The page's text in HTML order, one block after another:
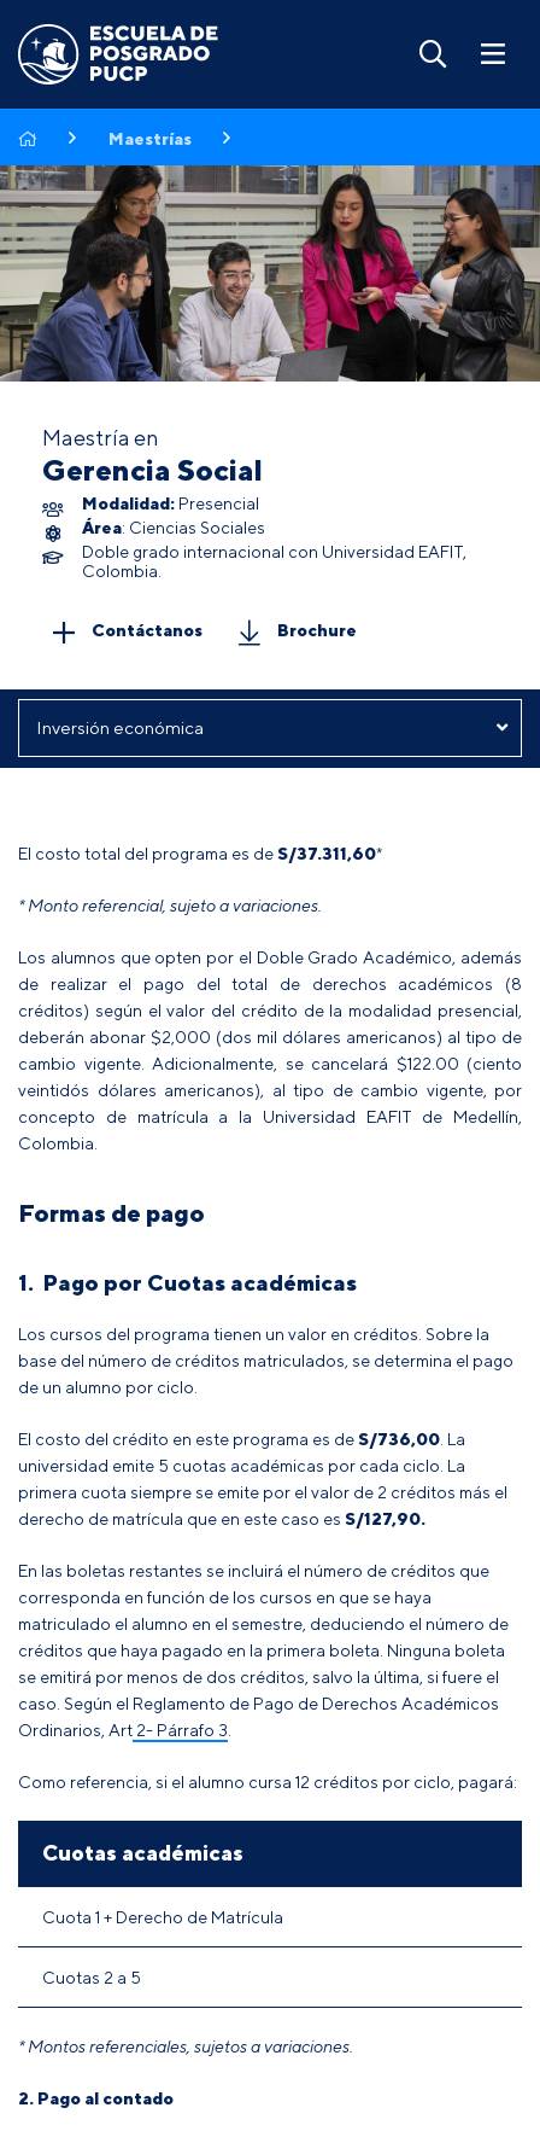
Maestrías
Maestría en
Gerencia Social
Modalidad: Presencial
Área: Ciencias Sociales
Doble grado internacional con Universidad EAFIT,
Colombia.
Contáctanos Brochure
El costo total del programa es deS/37.311,60*
* Monto referencial, sujeto a variaciones.
Los alumnos que opten por el Doble Grado Académico, además
de realizar el pago del total de derechos académicos (8
créditos) según el valor del crédito de la modalidad presencial,
deberán abonar $2,000 (dos mil dólares americanos) al tipo de
cambio vigente. Adicionalmente, se cancelará $122.00 (ciento
veintidós dólares americanos), al tipo de cambio vigente, por
concepto de matrícula a la Universidad EAFIT de Medellín,
Colombia.
Formas de pago
1. Pago por Cuotas académicas
Los cursos del programa tienen un valor en créditos. Sobre la
base del número de créditos matriculados, se determina el pago
de un alumno por ciclo.
El costo del crédito en este programa es deS/736,00 . La
universidad emite 5 cuotas académicas por cada ciclo. La
primera cuota siempre se emite por el valor de 2 créditos más el
derecho de matrícula que en este caso es S/127,90.
En las boletas restantes se incluirá el número de créditos que
corresponda en función de los cursos en que se haya
matriculado el alumno en el semestre, deduciendo el número de
créditos que haya pagado en la primera boleta . Ninguna boleta
se emitirá por menos de dos créditos, salvo la última, si fuere el
caso Según el Reglamento de Pago de Derechos Académicos
Ordinarios, Art 2- Párrafo 3
Como referencia, si el alumno cursa 12 créditos por ciclo, pagará:
Cuotas académicas
Cuota 1 + Derecho de Matrícula
Cuotas 2 a 5
* Montos referenciales, sujetos a variaciones.
2. Pago al contado